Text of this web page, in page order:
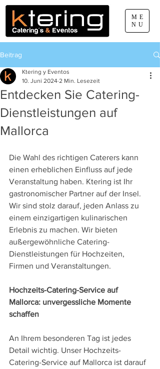
ME
NU
660 077 888
pep.sabater@ktering.net
Beitrag
Entdecken Sie Catering-
Dienstleistungen auf
Mallorca
Ktering y Eventos
10. Juni 2024 2 Min. Lesezeit
Die Wahl des richtigen Caterers kann
einen erheblichen Einfluss auf jede
Veranstaltung haben. Ktering ist Ihr
gastronomischer Partner auf der Insel.
Wir sind stolz darauf, jeden Anlass zu
einem einzigartigen kulinarischen
Erlebnis zu machen. Wir bieten
außergewöhnliche Catering-
Dienstleistungen für Hochzeiten,
Firmen und Veranstaltungen.
Hochzeits-Catering-Service auf
Mallorca: unvergessliche Momente
schaffen
An Ihrem besonderen Tag ist jedes
Detail wichtig. Unser Hochzeits-
Catering-Service auf Mallorca ist darauf